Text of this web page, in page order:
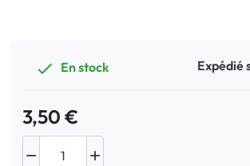
 En stock Expédié
3,50 €
 